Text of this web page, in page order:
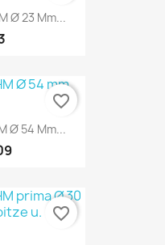
Ø 23 Mm...
Ø 54 Mm...
favorite_border
favorite_border